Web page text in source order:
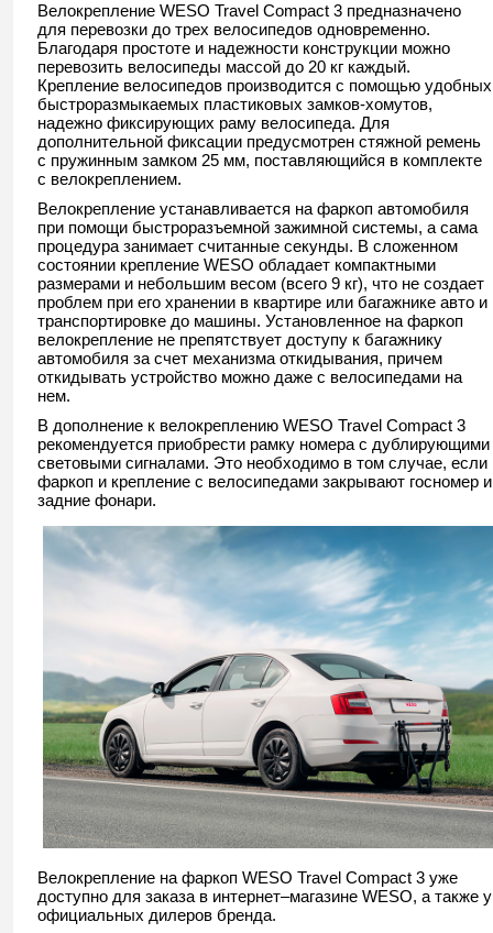
Велокрепление WESO Travel Compact 3 предназначено
для перевозки до трех велосипедов одновременно.
Благодаря простоте и надежности конструкции можно
перевозить велосипеды массой до 20 кг каждый.
Крепление велосипедов производится с помощью удобных
быстроразмыкаемых пластиковых замков-хомутов,
надежно фиксирующих раму велосипеда. Для
дополнительной фиксации предусмотрен стяжной ремень
с пружинным замком 25 мм, поставляющийся в комплекте
с велокреплением.
Велокрепление устанавливается на фаркоп автомобиля
при помощи быстроразъемной зажимной системы, а сама
процедура занимает считанные секунды. В сложенном
состоянии крепление WESO обладает компактными
размерами и небольшим весом (всего 9 кг), что не создает
проблем при его хранении в квартире или багажнике авто и
транспортировке до машины. Установленное на фаркоп
велокрепление не препятствует доступу к багажнику
автомобиля за счет механизма откидывания, причем
откидывать устройство можно даже с велосипедами на
нем.
В дополнение к велокреплению WESO Travel Compact 3
рекомендуется приобрести рамку номера с дублирующими
световыми сигналами. Это необходимо в том случае, если
фаркоп и крепление с велосипедами закрывают госномер и
задние фонари.
Велокрепление на фаркоп WESO Travel Compact 3 уже
доступно для заказа в интернет–магазине WESO, а также у
официальных дилеров бренда.